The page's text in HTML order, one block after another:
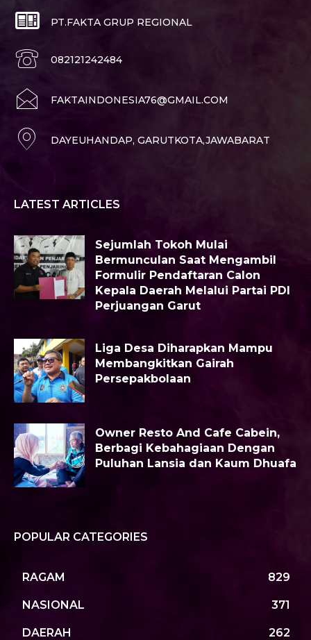
PT.FAKTA GRUP REGIONAL
082121242484
FAKTAINDONESIA76@GMAIL.COM
DAYEUHANDAP, GARUTKOTA,JAWABARAT
LATEST ARTICLES
Sejumlah Tokoh Mulai
Bermunculan Saat Mengambil
Formulir Pendaftaran Calon
Kepala Daerah Melalui Partai PDI
Perjuangan Garut
Liga Desa Diharapkan Mampu
Membangkitkan Gairah
Persepakbolaan
Owner Resto And Cafe Cabein,
Berbagi Kebahagiaan Dengan
Puluhan Lansia dan Kaum Dhuafa
POPULAR CATEGORIES
RAGAM 829
NASIONAL 371
DAERAH 262